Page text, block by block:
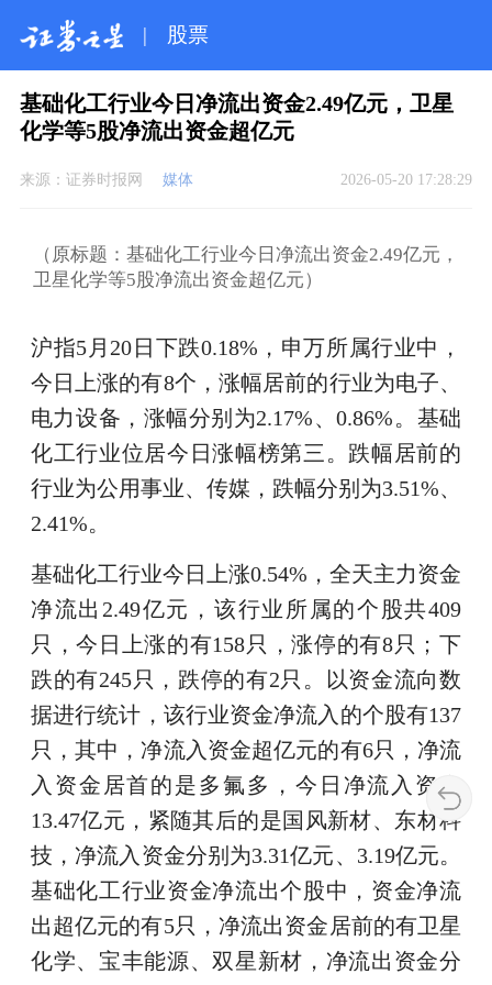
| 股票
基础化工行业今日净流出资金2.49亿元，卫星
化学等5股净流出资金超亿元
来源： 证券时报网 媒体 2026-05-20 17:28:29
（原标题：基础化工行业今日净流出资金2.49亿元，
卫星化学等5股净流出资金超亿元）
沪指5月20日下跌0.18%，申万所属行业中，
今日上涨的有8个，涨幅居前的行业为电子、
电力设备，涨幅分别为2.17%、0.86%。基础
化工行业位居今日涨幅榜第三。跌幅居前的
行业为公用事业、传媒，跌幅分别为3.51%、
2.41%。
基础化工行业今日上涨0.54%，全天主力资金
净流出2.49亿元，该行业所属的个股共409
只，今日上涨的有158只，涨停的有8只；下
跌的有245只，跌停的有2只。以资金流向数
据进行统计，该行业资金净流入的个股有137
只，其中，净流入资金超亿元的有6只，净流
入资金居首的是多氟多，今日净流入资金
13.47亿元，紧随其后的是国风新材、东材科
技，净流入资金分别为3.31亿元、3.19亿元。
基础化工行业资金净流出个股中，资金净流
出超亿元的有5只，净流出资金居前的有卫星
化学、宝丰能源、双星新材，净流出资金分